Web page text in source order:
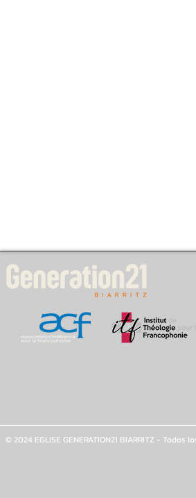
© 2024 EGLISE GENERATION21 BIARRITZ - Todos